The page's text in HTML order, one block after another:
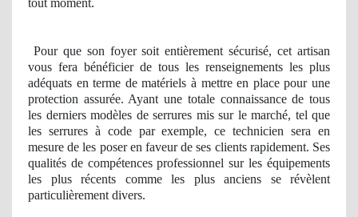
tout moment.
Pour que son foyer soit entièrement sécurisé, cet artisan
vous fera bénéficier de tous les renseignements les plus
adéquats en terme de matériels à mettre en place pour une
protection assurée. Ayant une totale connaissance de tous
les derniers modèles de serrures mis sur le marché, tel que
les serrures à code par exemple, ce technicien sera en
mesure de les poser en faveur de ses clients rapidement. Ses
qualités de compétences professionnel sur les équipements
les plus récents comme les plus anciens se révèlent
particulièrement divers.